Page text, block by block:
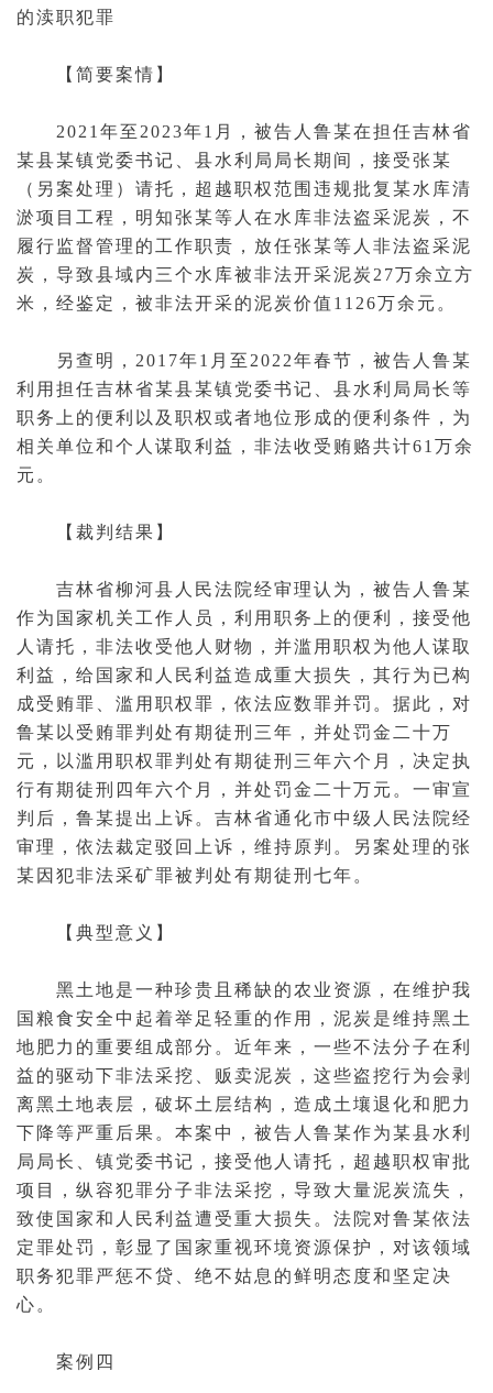
的渎职犯罪
【简要案情】
2021年至2023年1月，被告人鲁某在担任吉林省
某县某镇党委书记、县水利局局长期间，接受张某
（另案处理）请托，超越职权范围违规批复某水库清
淤项目工程，明知张某等人在水库非法盗采泥炭，不
履行监督管理的工作职责，放任张某等人非法盗采泥
炭，导致县域内三个水库被非法开采泥炭27万余立方
米，经鉴定，被非法开采的泥炭价值1126万余元。
另查明，2017年1月至2022年春节，被告人鲁某
利用担任吉林省某县某镇党委书记、县水利局局长等
职务上的便利以及职权或者地位形成的便利条件，为
相关单位和个人谋取利益，非法收受贿赂共计61万余
元。
【裁判结果】
吉林省柳河县人民法院经审理认为，被告人鲁某
作为国家机关工作人员，利用职务上的便利，接受他
人请托，非法收受他人财物，并滥用职权为他人谋取
利益，给国家和人民利益造成重大损失，其行为已构
成受贿罪、滥用职权罪，依法应数罪并罚。据此，对
鲁某以受贿罪判处有期徒刑三年，并处罚金二十万
元，以滥用职权罪判处有期徒刑三年六个月，决定执
行有期徒刑四年六个月，并处罚金二十万元。一审宣
判后，鲁某提出上诉。吉林省通化市中级人民法院经
审理，依法裁定驳回上诉，维持原判。另案处理的张
某因犯非法采矿罪被判处有期徒刑七年。
【典型意义】
黑土地是一种珍贵且稀缺的农业 资源，在维护我
国粮食安全中起着举足轻重的作用，泥炭是维持黑土
地肥力的重要组成部分。近年来，一些不法分子在利
益的驱动下非法采挖、贩卖泥炭，这些盗挖行为会剥
离黑土地表层，破坏土层结构，造成土壤退化和肥力
下降等严重后果。本案中，被告人鲁某作为某县水利
局局长、镇党委书记，接受他人请托，超越职权审批
项目，纵容犯罪分子非法采挖，导致大量泥炭流失，
致使国家和人民利益遭受重大损失。法院对鲁某依法
定罪处罚，彰显了国家重视环境资源保护，对该领域
职务犯罪严惩不贷、绝不姑息的鲜明态度和坚定决
心。
案例四